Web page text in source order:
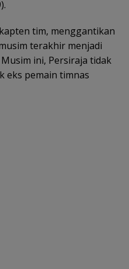
tim, menggantikan
terakhir menjadi
ini, Persiraja tidak
eks pemain timnas